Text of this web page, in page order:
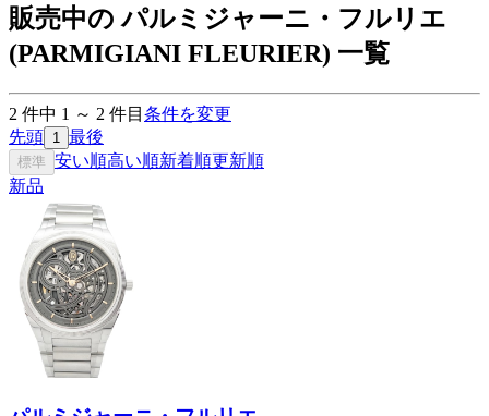
販売中の パルミジャーニ・フルリエ
(PARMIGIANI FLEURIER) 一覧
2 件中 1 ～ 2 件目 条件を変更
先頭 1 最後
標準 安い順高い順新着順更新順
新品